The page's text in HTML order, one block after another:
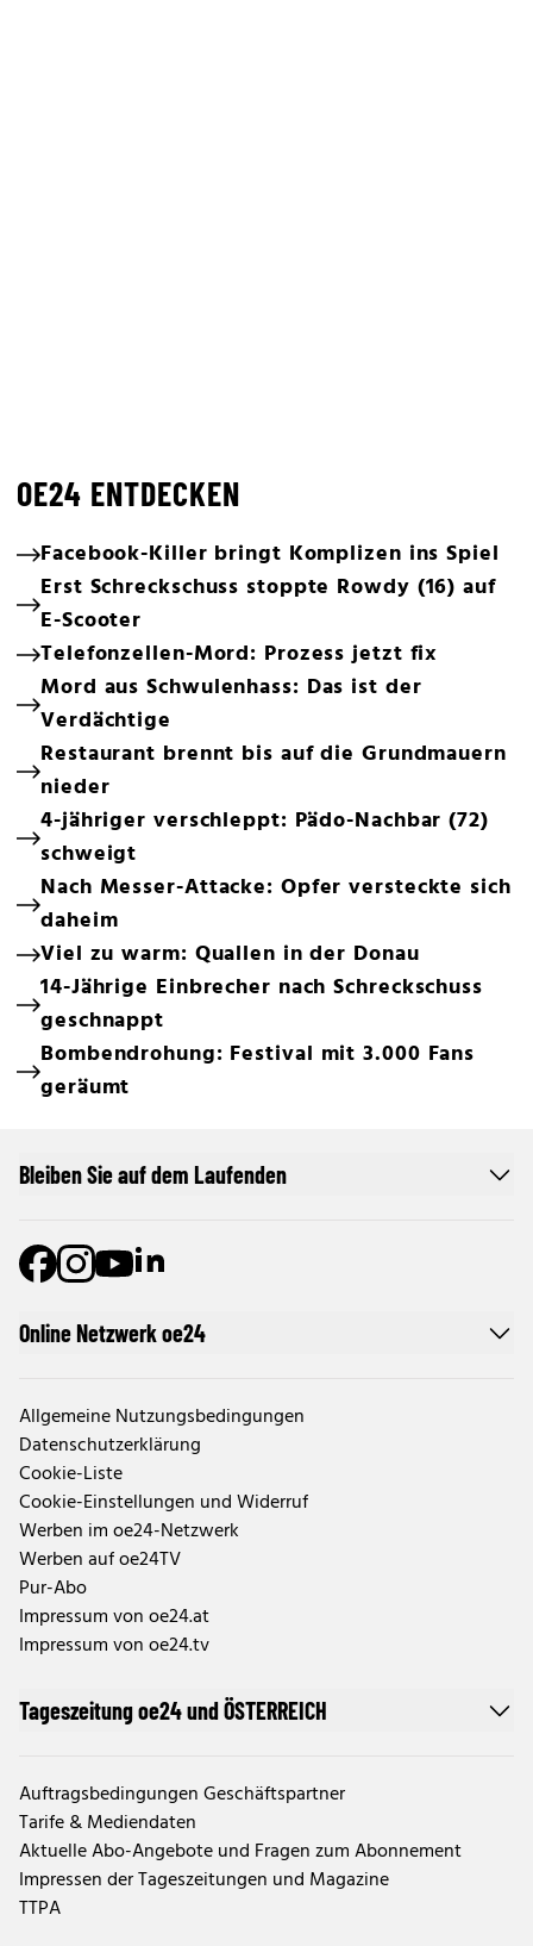
OE24 ENTDECKEN
Facebook-Killer bringt Komplizen ins Spiel
Erst Schreckschuss stoppte Rowdy (16) auf
E-Scooter
Telefonzellen-Mord: Prozess jetzt fix
Mord aus Schwulenhass: Das ist der
Verdächtige
Restaurant brennt bis auf die Grundmauern
nieder
4-jähriger verschleppt: Pädo-Nachbar (72)
schweigt
Nach Messer-Attacke: Opfer versteckte sich
daheim
Viel zu warm: Quallen in der Donau
14-Jährige Einbrecher nach Schreckschuss
geschnappt
Bombendrohung: Festival mit 3.000 Fans
geräumt
Online Netzwerk oe24
Allgemeine Nutzungsbedingungen
Datenschutzerklärung
Cookie-Liste
Cookie-Einstellungen und Widerruf
Werben im oe24-Netzwerk
Werben auf oe24TV
Pur-Abo
Impressum von oe24.at
Impressum von oe24.tv
Tageszeitung oe24 und ÖSTERREICH
Auftragsbedingungen Geschäftspartner
Tarife & Mediendaten
Aktuelle Abo-Angebote und Fragen zum Abonnement
Impressen der Tageszeitungen und Magazine
TTPA
Bleiben Sie auf dem Laufenden